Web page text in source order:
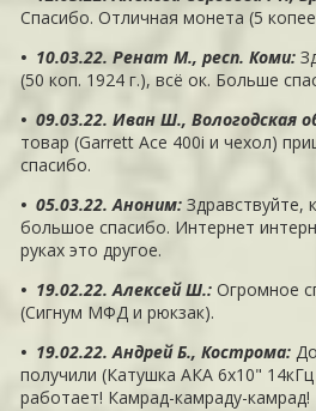
Спасибо. Отличная монета (5
• 10.03.22. Ренат М., респ. Коми:
(50 коп. 1924 г.), всё ок. Больше
• 09.03.22. Иван Ш., Вологодская
товар (Garrett Ace 400i и чехол)
спасибо.
• 05.03.22. Аноним:Здравствуйте,
большое спасибо. Интернет
руках это другое.
• 19.02.22. Алексей Ш.:Огромное
(Сигнум МФД и рюкзак).
• 19.02.22. Андрей Б., Кострома:
получили (Катушка АКА 6х10"
работает! Камрад-камраду-камрад!